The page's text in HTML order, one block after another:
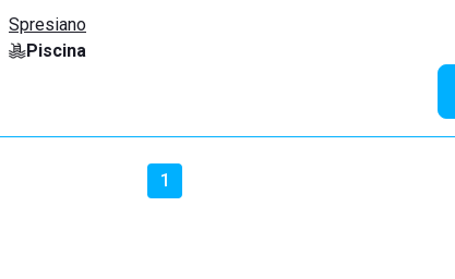
Spresiano
Piscina
1